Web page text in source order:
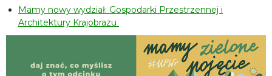
Mamy nowy wydział: Gospodarki Przestrzennej i
Architektury Krajobrazu